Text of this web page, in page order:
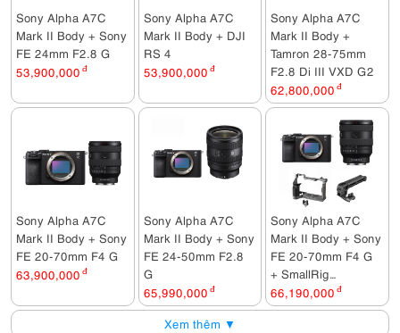
Sony Alpha A7C
Mark II Body + Sony
FE 24mm F2.8 G
53,900,000 đ
Sony Alpha A7C
Mark II Body + DJI
RS 4
53,900,000 đ
Sony Alpha A7C
Mark II Body +
Tamron 28-75mm
F2.8 Di III VXD G2
62,800,000 đ
Sony Alpha A7C
Mark II Body + Sony
FE 20-70mm F4 G
63,900,000 đ
Sony Alpha A7C
Mark II Body + Sony
FE 24-50mm F2.8
G
65,990,000 đ
Sony Alpha A7C
Mark II Body + Sony
FE 20-70mm F4 G
+ SmallRig
HawkLock Cage
5198 + SmallRig
66,190,000 đ
Xem thêm ▼